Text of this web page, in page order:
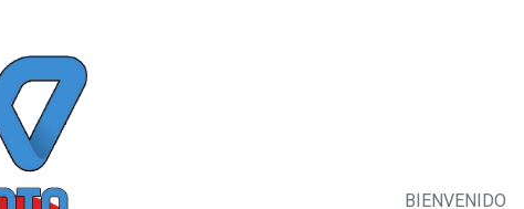
BIENVENIDO